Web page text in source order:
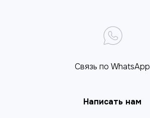
Связь по WhatsApp
Написать нам